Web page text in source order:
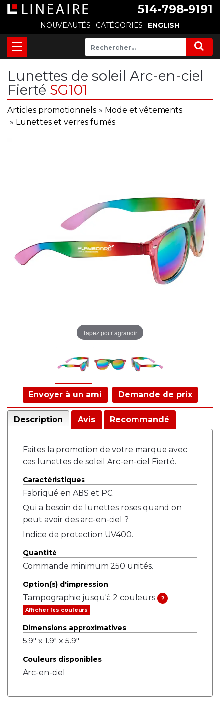
514-798-9191
NOUVEAUTÉS CATÉGORIES ENGLISH
Lunettes de soleil Arc-en-ciel
Fierté SG101
Articles promotionnels » Mode et vêtements
» Lunettes et verres fumés
Tapez pour agrandir
Envoyer à un ami Demande de prix
Description Avis Recommandé
Faites la promotion de votre marque avec
ces lunettes de soleil Arc-en-ciel Fierté.
Caractéristiques
Fabriqué en ABS et PC.
Qui a besoin de lunettes roses quand on
peut avoir des arc-en-ciel ?
Indice de protection UV400.
Quantité
Commande minimum 250 unités.
Option(s) d'impression
Tampographie jusqu'à 2 couleurs
?
Afficher les couleurs
Dimensions approximatives
5.9" x 1.9" x 5.9"
Couleurs disponibles
Arc-en-ciel